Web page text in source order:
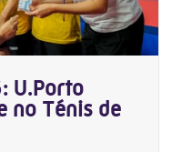
U.Porto
no Ténis de